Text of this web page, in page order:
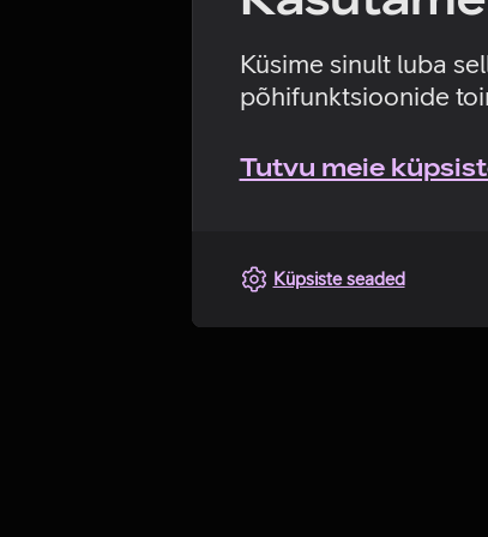
Küsime sinult luba
põhifunktsioonide
Tutvu meie
Küpsiste seaded